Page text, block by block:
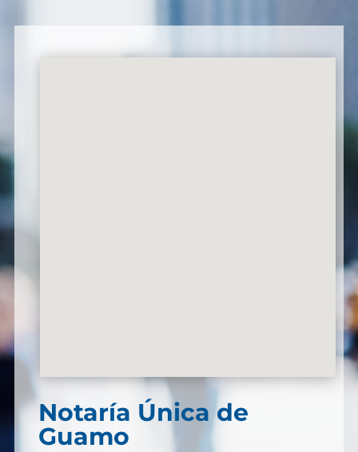
Notaría Única de
Guamo